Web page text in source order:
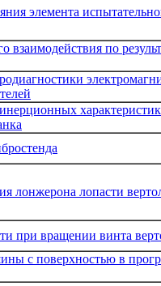
элемента
взаимодействия по
лонжерона лопасти
при вращении винта
с поверхностью в